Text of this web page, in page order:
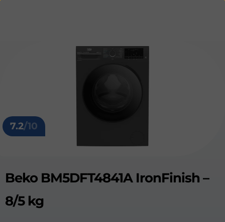
7.2/10
Beko BM5DFT4841A IronFinish –
8/5 kg